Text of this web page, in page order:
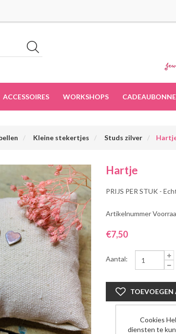
ACCESSOIRES WORKSHOPS
Kleine stekertjes Studs zilver
Hartje
PRIJS PER STUK -
Artikelnummer
€7,50
Aantal:
Cookies
diensten te